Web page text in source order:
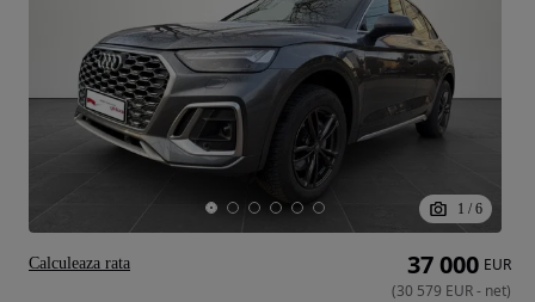
1 / 6
37 000 EUR
(30 579 EUR- net)
Calculeaza rata